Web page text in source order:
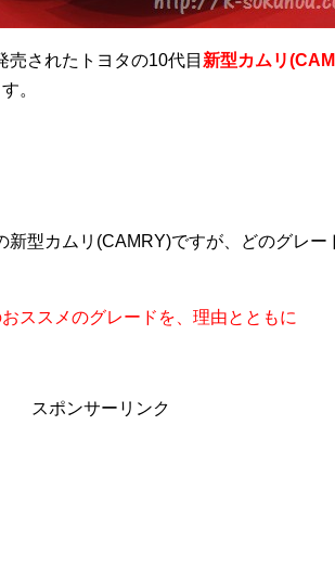
されたトヨタの10代目 新型カムリ
。
新型カムリ(CAMRY)ですが、どのグレー
ススメのグレードを、理由とともに
スポンサーリンク